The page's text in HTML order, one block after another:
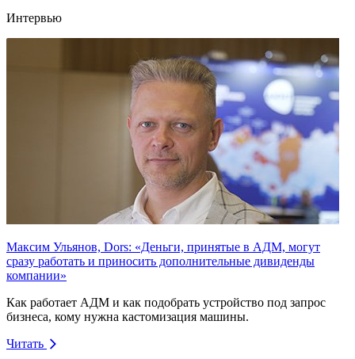
Интервью
Максим Ульянов, Dors: «Деньги, принятые в АДМ, могут
сразу работать и приносить дополнительные дивиденды
компании»
Как работает АДМ и как подобрать устройство под запрос
бизнеса, кому нужна кастомизация машины.
Читать